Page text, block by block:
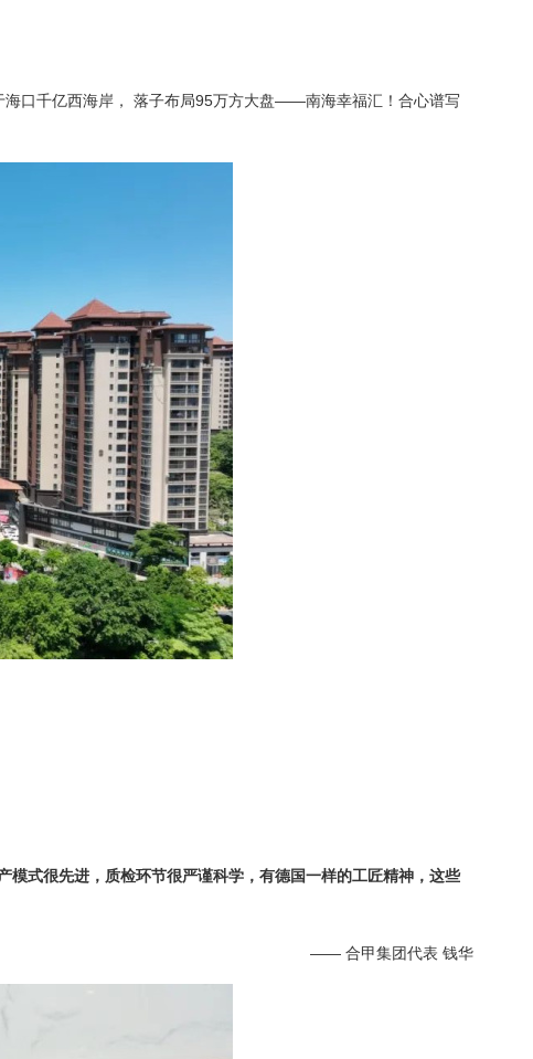
口千亿西海岸， 落子布局95万方大盘——南海幸福汇！合心谱写
式很先进，质检环节很严谨科学，有德国一样的工匠精神，这些
——合甲集团代表 钱华